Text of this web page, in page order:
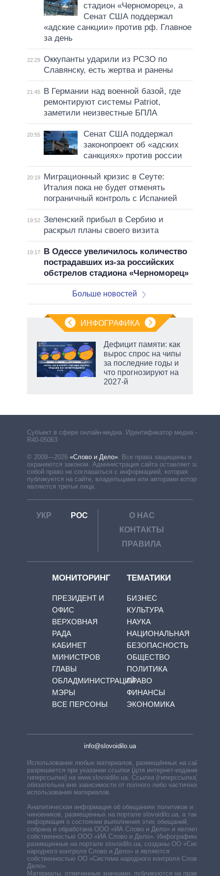
стадион «Черноморец», а
Сенат США поддержал
«адские санкции» против рф. Главное
за день
22:29 Оккупанты ударили из РСЗО по
Славянску, есть жертва и ранены
21:45
В Германии над военной базой, где
ремонтируют системы Patriot,
заметили неизвестные БПЛА
20:55
Сенат США поддержал
законопроект об «адских
санкциях» против россии
20:19
Миграционный кризис в Сеуте:
Италия пока не будет отменять
пограничный контроль с Испанией
19:52 Зеленский прибыл в Сербию и
раскрыл планы своего визита
19:17
В Одессе увеличилось количество
пострадавших из-за российских
обстрелов стадиона «Черноморец»
Больше новостей
ИНФОГРАФИКА
Дефицит памяти: как
вырос спрос на чипы
за последние годы и
что прогнозируют на
2027-й
Субъект в сфере онлайн-медиа. Идентификатор медиа –
R40-05063
© 2009—2026 «Слово и Дело» Все права защищены и
охраняются законом. Администрация сайта оставляет за
собой право не соглашаться с информацией, которая
публикуется на сайте, владельцами или авторами которой
являются третьи лица.
УКР РОС
О НАС
КОНТАКТЫ
ПРАВИЛА
МОНИТОРИНГ
ПРЕЗИДЕНТ И
ОФИС
ВЕРХОВНАЯ
РАДА
КАБИНЕТ
МИНИСТРОВ
ГЛАВЫ
ОБЛАДМИНИСТРАЦИЙ
МЭРЫ
ВСЕ ПЕРСОНЫ
ТЕМАТИКИ
БИЗНЕС
КУЛЬТУРА
НАУКА
НАЦИОНАЛЬНАЯ
БЕЗОПАСНОСТЬ
ОБЩЕСТВО
ПОЛИТИКА
ПРАВО
ФИНАНСЫ
ЭКОНОМИКА
info@slovoidilo.ua
Использование любых материалов, размещённых на сайте,
разрешается при указании ссылки (для интернет-изданий —
гиперссылки) на www.slovoidilo.ua. Ссылка (гиперссылка)
обязательна вне зависимости от полного либо частичного
использования материалов.
Аналитическая информация об обещаниях политиков и
чиновников, размещенных на портале slovoidilo.ua, а также
информация о состоянии выполнения этих обещаний,
собрана и обработана ООО «ИА Слово и Дело» и является
собственностью ООО «ИА Слово и Дело». Инфографики,
размещенные на портале slovoidilo.ua, созданы ОО «Система
народного контроля Слово и Дело» и являются
собственностью ОО «Система народного контроля Слово и
Дело».
Материалы, отмеченные значками, публикуются на правах